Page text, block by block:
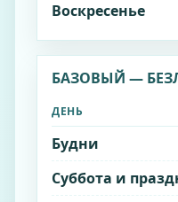
Воскресенье
БАЗОВЫЙ —
ДЕНЬ
Будни
Суббота и